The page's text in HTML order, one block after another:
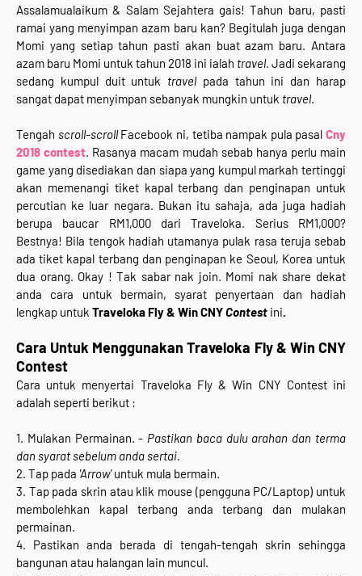
Assalamualaikum & Salam Sejahtera gais! Tahun baru, pasti
ramai yang menyimpan azam baru kan? Begitulah juga dengan
Momi yang setiap tahun pasti akan buat azam baru. Antara
azam baru Momi untuk tahun 2018 ini ialah travel. Jadi sekarang
sedang kumpul duit untuk travel pada tahun ini dan harap
sangat dapat menyimpan sebanyak mungkin untuk travel.
Tengah scroll-scrollFacebook ni, tetiba nampak pula pasal Cny
2018 contest. Rasanya macam mudah sebab hanya perlu main
game yang disediakan dan siapa yang kumpul markah tertinggi
akan memenangi tiket kapal terbang dan penginapan untuk
percutian ke luar negara. Bukan itu sahaja, ada juga hadiah
berupa baucar RM1,000 dari Traveloka. Serius RM1,000?
Bestnya! Bila tengok hadiah utamanya pulak rasa teruja sebab
ada tiket kapal terbang dan penginapan ke Seoul, Korea untuk
dua orang. Okay ! Tak sabar nak join. Momi nak share dekat
anda cara untuk bermain, syarat penyertaan dan hadiah
lengkap untuk Traveloka Fly & Win CNYContest ini.
Cara Untuk Menggunakan Traveloka Fly & Win CNY
Contest
Cara untuk menyertai Traveloka Fly & Win CNY Contest ini
adalah seperti berikut :
1. Mulakan Permainan. - Pastikan baca dulu arahan dan terma
dan syarat sebelum anda sertai.
2. Tap pada 'Arrow'untuk mula bermain.
3. Tap pada skrin atau klik mouse (pengguna PC/Laptop) untuk
membolehkan kapal terbang anda terbang dan mulakan
permainan.
4. Pastikan anda berada di tengah-tengah skrin sehingga
bangunan atau halangan lain muncul.